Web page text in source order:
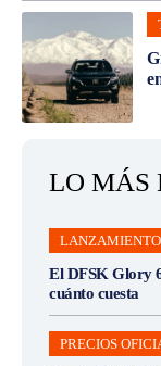
LO MÁS
El DFSK Glory
cuánto cuesta
PRECIOS